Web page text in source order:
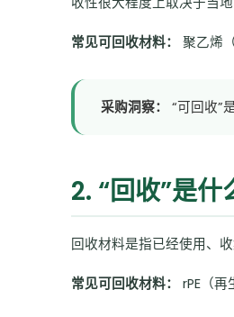
常见可回收材料： 聚乙烯
采购洞察： “可回收”
2. “回收”是什
回收材料是指已经使用、
常见可回收材料： rPE（再